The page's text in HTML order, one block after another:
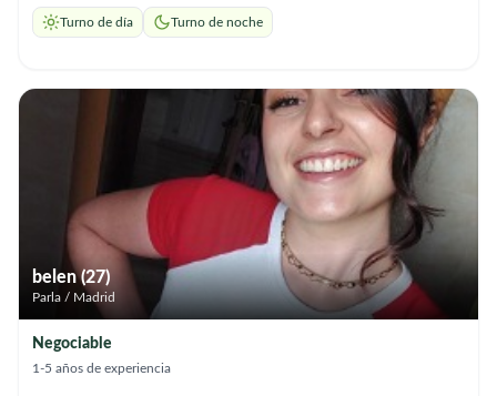
ayudando tanto a personas mayores como a niños. Soy
responsable, paciente y siempre busco aprender y dar lo mejor
(actividades, acompañamiento, juegos, apoyo diario). Trabajo en
equipo y comunicación efectiva. Paciencia y dedicación para
crear un ambiente positivo. Flexibilidad y adaptabilidad según
las necesidades de la familia o persona.
Turno de día Turno de noche
belen (27)
Parla / Madrid
Negociable
1-5 años de experiencia